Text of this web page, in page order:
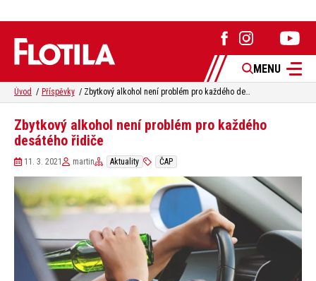
MENU
Úvod Příspěvky Zbytkový alkohol není problém pro každého desátého řidiče
Zbytkový alkohol není problém pro každého
desátého řidiče
11. 3. 2021 martin Aktuality ČAP